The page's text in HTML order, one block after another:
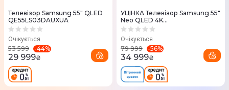
Телевізор Samsung 55" QLED
QE55LS03DAUXUA
Очікується
53 599 -44%
29 999₴
УЦІНКА Телевізор Samsung 55"
Neo QLED 4K
QE55QN90FAUXUA MiniLED
Очікується
79 999 -56%
34 999₴